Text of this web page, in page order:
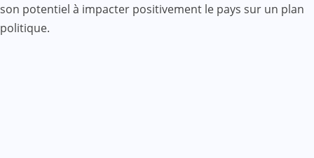
son potentiel à impacter positivement le pays sur un plan
politique.